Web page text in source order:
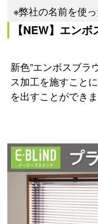
※弊社の名前を使
【NEW】エン
新色”エンボスブラ
ス加工を施すこと
を出すことができま